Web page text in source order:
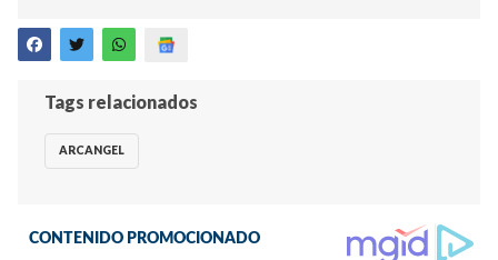
Tags relacionados
ARCANGEL